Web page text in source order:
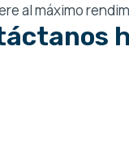
al máximo